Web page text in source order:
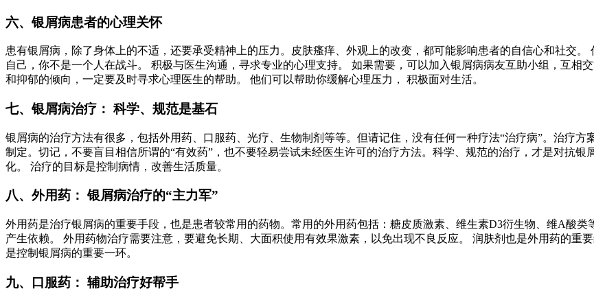
六、银屑病患者的心理关怀
患有银屑病，除了身体上的不适，还要承受精神上的压力。皮肤瘙痒、外观上的改变，都可能影响患者的自信心和社交
自己，你不是一个人在战斗。 积极与医生沟通，寻求专业的心理支持。 如果需要，可以加入银屑病病友互助小组，互相
和抑郁的倾向，一定要及时寻求心理医生的帮助。 他们可以帮助你缓解心理压力， 积极面对生活。
七、银屑病治疗： 科学、规范是基石
银屑病的治疗方法有很多，包括外用药、口服药、光疗、生物制剂等等。但请记住，没有任何一种疗法“治疗病”。治疗
制定。切记，不要盲目相信所谓的“有效药”，也不要轻易尝试未经医生许可的治疗方法。科学、规范的治疗，才是对抗
化。 治疗的目标是控制病情，改善生活质量。
八、外用药： 银屑病治疗的“主力军”
外用药是治疗银屑病的重要手段，也是患者较常用的药物。常用的外用药包括：糖皮质激素、维生素D3衍生物、维A酸
产生依赖。 外用药物治疗需要注意，要避免长期、大面积使用有效果激素，以免出现不良反应。 润肤剂也是外用药的重
是控制银屑病的重要一环。
九、口服药： 辅助治疗好帮手